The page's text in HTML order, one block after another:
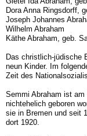
Dora Anna Ringsdorff,
Joseph Johannes
Wilhelm Abraham
Käthe Abraham, geb.
Das christlich-jüdische
neun Kinder. Im
Zeit des
Semmi Abraham ist
nichtehelich geboren
sie in Bremen und seit
dort 1920.